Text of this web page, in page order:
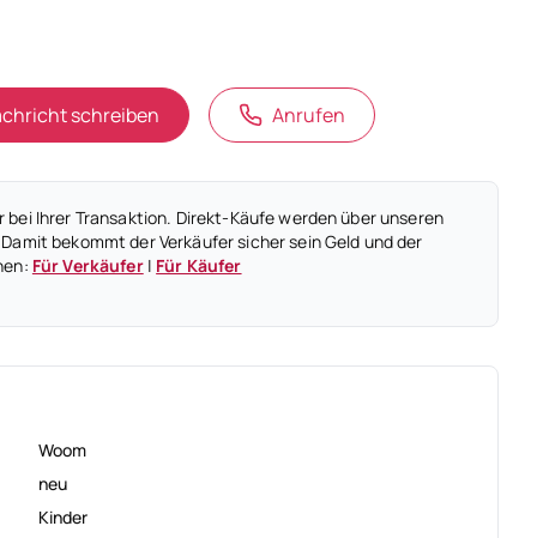
schreiben Anrufen
Ihrer Transaktion. Direkt-Käufe werden über unseren
bekommt der Verkäufer sicher sein Geld und der
Für Verkäufer| Für Käufer
Woom
neu
Kinder